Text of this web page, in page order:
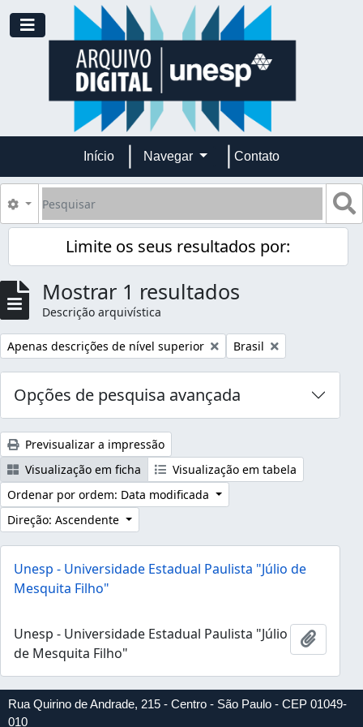
Skip to main content
Toggle navigation
Início Navegar Contato
Pesquisar
Opções de busca
Limite os seus resultados por:
Mostrar 1 resultados
Descrição arquivística
Remover filtro:
Apenas descrições de nível superior Remover filtro:
Brasil
Opções de pesquisa avançada
Previsualizar a impressão
Visualização em ficha
Visualização em tabela
Ordenar por ordem: Data modificada
Direção: Ascendente
Unesp - Universidade Estadual Paulista "Júlio de
Mesquita Filho"
Unesp - Universidade Estadual Paulista "Júlio
de Mesquita Filho"
Rua Quirino de Andrade, 215 - Centro - São Paulo - CEP 01049-
010